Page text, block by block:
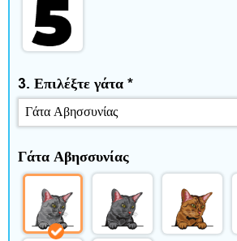
α
ι
ε
λ
ε
ύ
θ
3. Επιλέξτε γάτα *
Γάτα Αβησσυνίας